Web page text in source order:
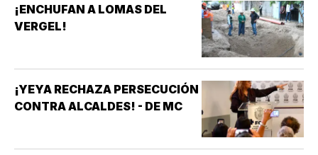
¡ENCHUFAN A LOMAS DEL
VERGEL!
¡YEYA RECHAZA PERSECUCIÓN
CONTRA ALCALDES! - DE MC